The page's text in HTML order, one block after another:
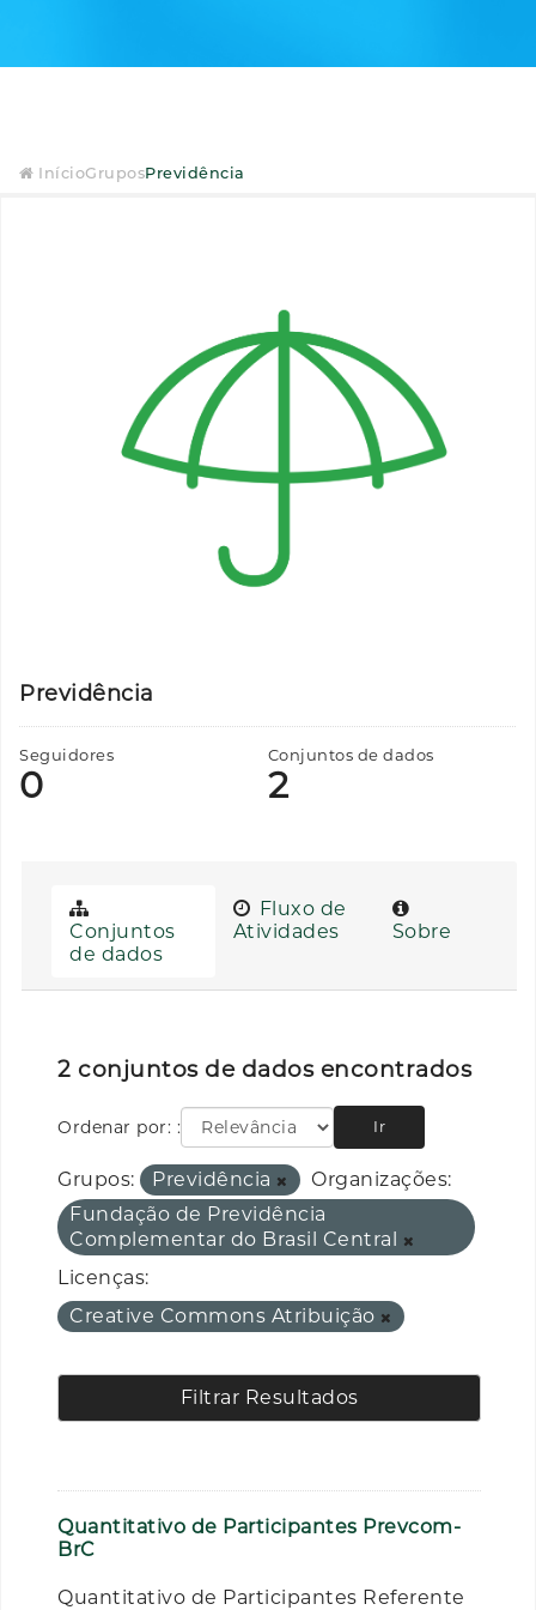
InícioGruposPrevidência
Previdência
Seguidores
0
Conjuntos de dados
2
Conjuntos
de dados
Fluxo de
Atividades
Sobre
2 conjuntos de dados encontrados
Ordenar por: Ir
Grupos: Previdência
Organizações:
Fundação de Previdência
Complementar do Brasil Central
Licenças:
Creative Commons Atribuição
Filtrar Resultados
Quantitativo de Participantes Prevcom-
BrC
Quantitativo de Participantes Referente